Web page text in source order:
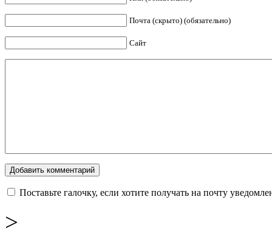
Почта (скрыто) (обязательно)
Сайт
Поставьте галочку, если хотите получать на почту
>